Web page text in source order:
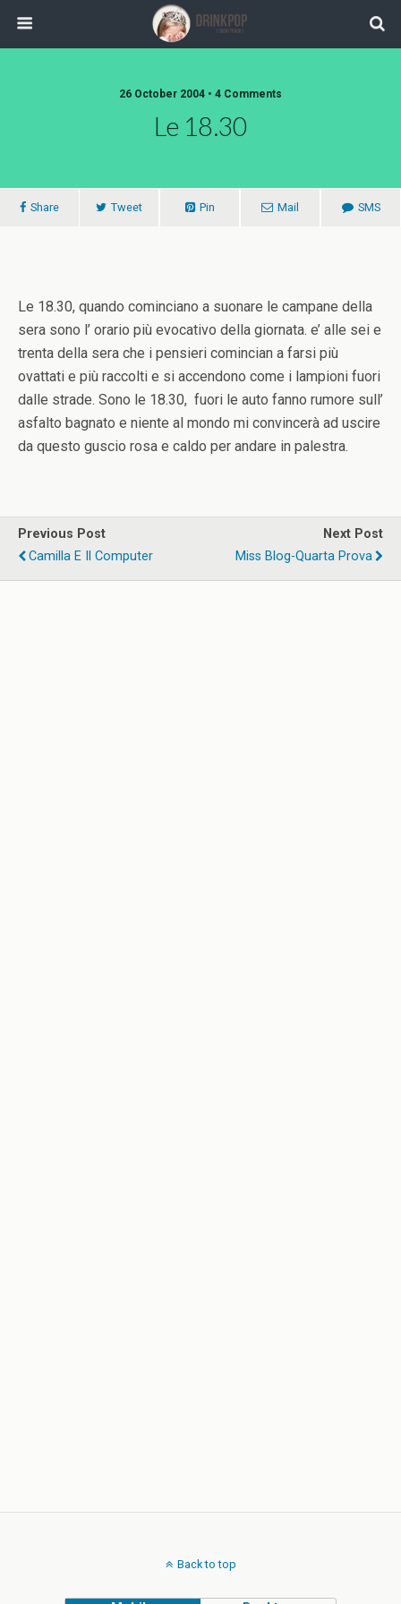
26 October 2004 • 4 Comments
Le 18.30
Share Tweet Pin Mail SMS
Le 18.30, quando cominciano a suonare le campane della
sera sono l’ orario più evocativo della giornata. e’ alle sei e
trenta della sera che i pensieri comincian a farsi più
ovattati e più raccolti e si accendono come i lampioni fuori
dalle strade. Sono le 18.30, fuori le auto fanno rumore sull’
asfalto bagnato e niente al mondo mi convincerà ad uscire
da questo guscio rosa e caldo per andare in palestra.
Previous Post
Camilla E Il Computer
Next Post
Miss Blog-Quarta Prova
Back to top